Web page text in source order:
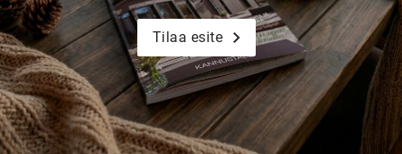
Tilaa esite